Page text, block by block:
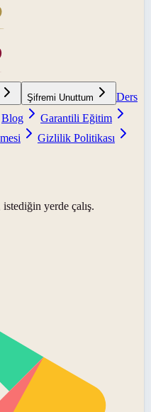
Şifremi Unuttum
Ders
Blog
Garantili Eğitim
Gizlilik Politikası
yerde çalış.